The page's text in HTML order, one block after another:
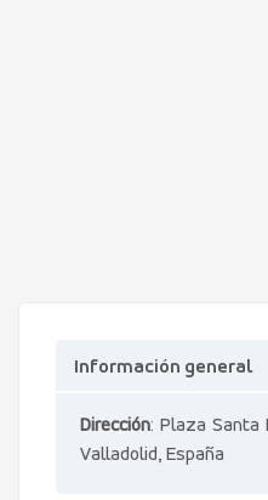
Información general
Dirección: Plaza Santa
Valladolid, España